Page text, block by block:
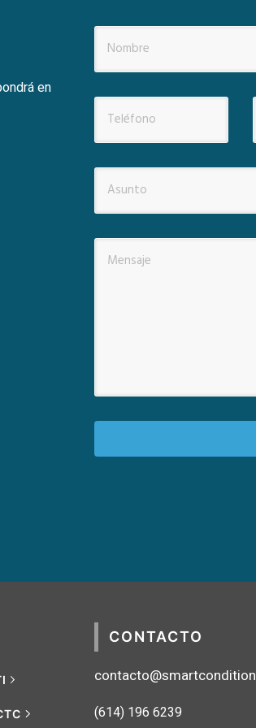
en
CONTACTO
(614) 196 6239